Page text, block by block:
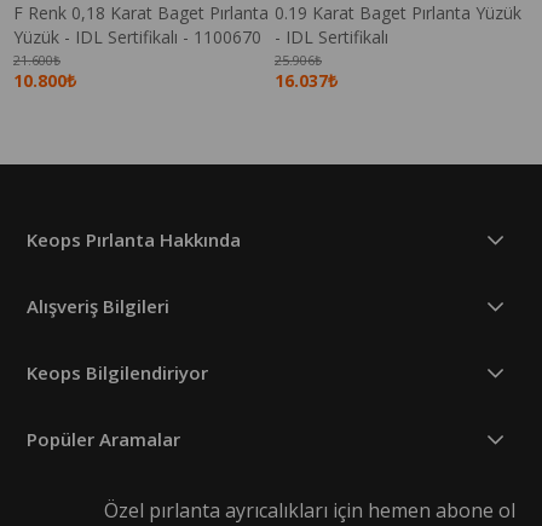
F Renk 0,18 Karat Baget Pırlanta
Yüzük - IDL Sertifikalı - 1100670
10.800₺
21.600₺
0.19 Karat Baget Pırlanta Yüzük
- IDL Sertifikalı
16.037₺
25.906₺
Keops Pırlanta Hakkında
Alışveriş Bilgileri
Keops Bilgilendiriyor
Popüler Aramalar
Özel pırlanta ayrıcalıkları için hemen abone ol